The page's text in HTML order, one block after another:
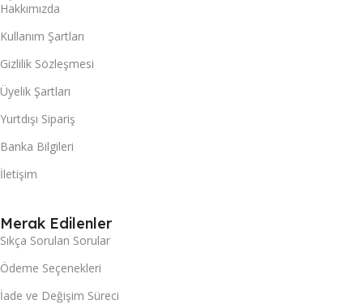
Hakkımızda
Kullanım Şartları
Gizlilik Sözleşmesi
Üyelik Şartları
Yurtdışı Sipariş
Banka Bilgileri
İletişim
Merak Edilenler
Sıkça Sorulan Sorular
Ödeme Seçenekleri
İade ve Değişim Süreci